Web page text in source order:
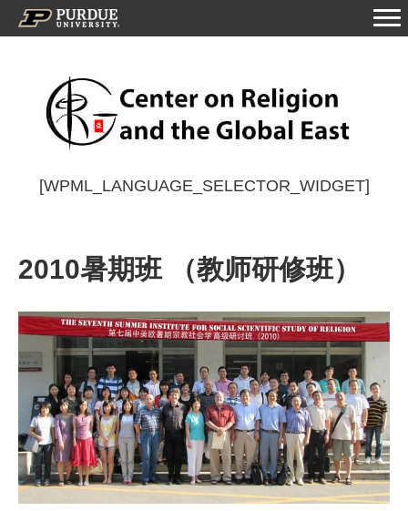
[WPML_LANGUAGE_SELECTOR_WIDGET]
2010暑期班 （教师研修班）